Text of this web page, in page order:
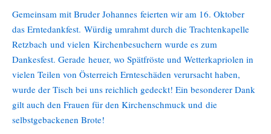
Gemeinsam mit Bruder Johannes feierten wir am 16. Oktober
das Erntedankfest. Würdig umrahmt durch die Trachtenkapelle
Retzbach und vielen Kirchenbesuchern wurde es zum
Dankesfest. Gerade heuer, wo Spätfröste und Wetterkapriolen in
vielen Teilen von Österreich Ernteschäden verursacht haben,
wurde der Tisch bei uns reichlich gedeckt! Ein besonderer Dank
gilt auch den Frauen für den Kirchenschmuck und die
selbstgebackenen Brote!